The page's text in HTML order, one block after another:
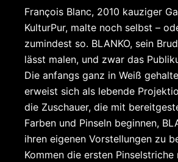
François Blanc, 2010 kauziger
KulturPur, malte noch selbst –
zumindest so. BLANKO, sein
lässt malen, und zwar das
Die anfangs ganz in Weiß
erweist sich als lebende
die Zuschauer, die mit
Farben und Pinseln beginnen,
ihren eigenen Vorstellungen zu
Kommen die ersten Pinselstriche